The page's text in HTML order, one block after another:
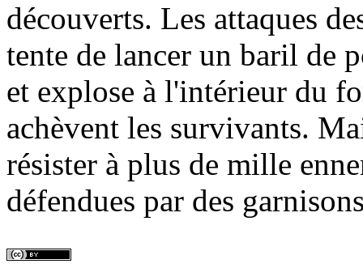
découverts. Les attaques
tente de lancer un baril de
et explose à l'intérieur du
achèvent les survivants.
résister à plus de mille
défendues par des